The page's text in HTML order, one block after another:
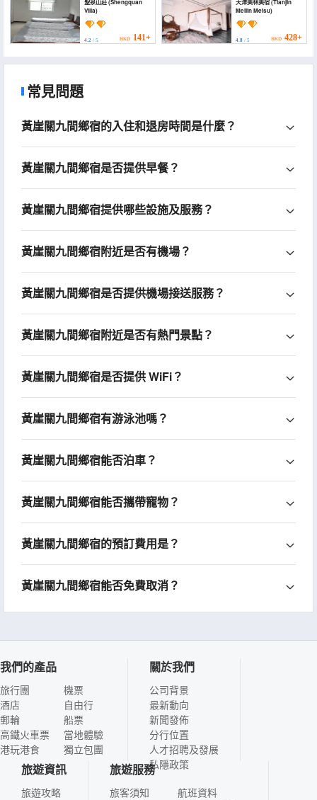
聖泉山莊 (Shengquan
Villa)
4.2 / 5 HKD 141+
天津美林美宿 (Tianjin
Meilin Meisu)
4.8/ 5 HKD 428+
常見問題
黃崖關九間鄉宿的入住和退房時間是什麼？
黃崖關九間鄉宿是否提供早餐？
黃崖關九間鄉宿提供哪些設施及服務？
黃崖關九間鄉宿附近是否有機場？
黃崖關九間鄉宿是否提供機場接送服務？
黃崖關九間鄉宿附近是否有熱門景點？
黃崖關九間鄉宿是否提供 WiFi？
黃崖關九間鄉宿有游泳池嗎？
黃崖關九間鄉宿能否泊車？
黃崖關九間鄉宿能否攜帶寵物？
黃崖關九間鄉宿的預訂費用是？
黃崖關九間鄉宿能否免費取消？
我們的產品
旅行團
酒店
郵輪
高鐵火車票
港玩港食
機票
自由行
船票
當地體驗
獨立包團
關於我們
公司背景
最新動向
新聞發佈
分行位置
人才招聘及發展
私隱政策
旅遊資訊
旅遊攻略
旅遊服務
旅客須知
航班資料